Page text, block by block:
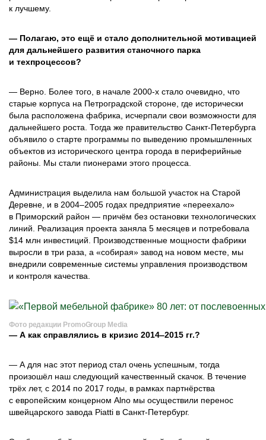
к лучшему.
— Полагаю, это ещё и стало дополнительной мотивацией
для дальнейшего развития станочного парка
и техпроцессов?
— Верно. Более того, в начале 2000‑х стало очевидно, что
старые корпуса на Петроградской стороне, где исторически
была расположена фабрика, исчерпали свои возможности для
дальнейшего роста. Тогда же правительство Санкт-­Петербурга
объявило о старте программы по выведению промышленных
объектов из исторического центра города в периферийные
районы. Мы стали пионерами этого процесса.
Администрация выделила нам большой участок на Старой
Деревне, и в 2004–2005 годах предприятие «переехало»
в Приморский район — причём без остановки технологических
линий. Реализация проекта заняла 5 месяцев и потребовала
$14 млн инвестиций. Производственные мощности фабрики
выросли в три раза, а «собирая» завод на новом месте, мы
внедрили современные системы управления производством
и контроля качества.
Фото редакции PromoGroup Media
— А как справлялись в кризис 2014‒2015 гг.?
— А для нас этот период стал очень успешным, тогда
произошёл наш следующий качественный скачок. В течение
трёх лет, с 2014 по 2017 годы, в рамках партнёрства
с европейским концерном Alno мы осуществили перенос
швейцарского завода Piatti в Санкт-­Петербург.